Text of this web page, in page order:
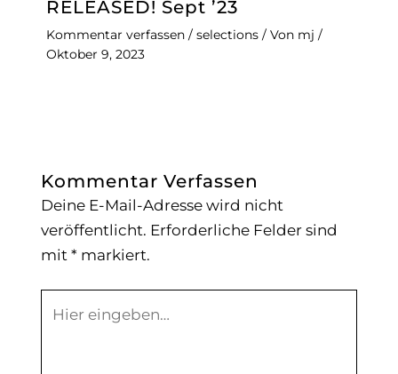
RELEASED! Sept ’23
Kommentar verfassen / selections/ Von mj /
Oktober 9, 2023
Kommentar Verfassen
Deine E-Mail-Adresse wird nicht
veröffentlicht. Erforderliche Felder sind
mit * markiert.
eingeben…